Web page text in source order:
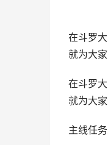
在斗罗
就为大
在斗罗
就为大
主线任